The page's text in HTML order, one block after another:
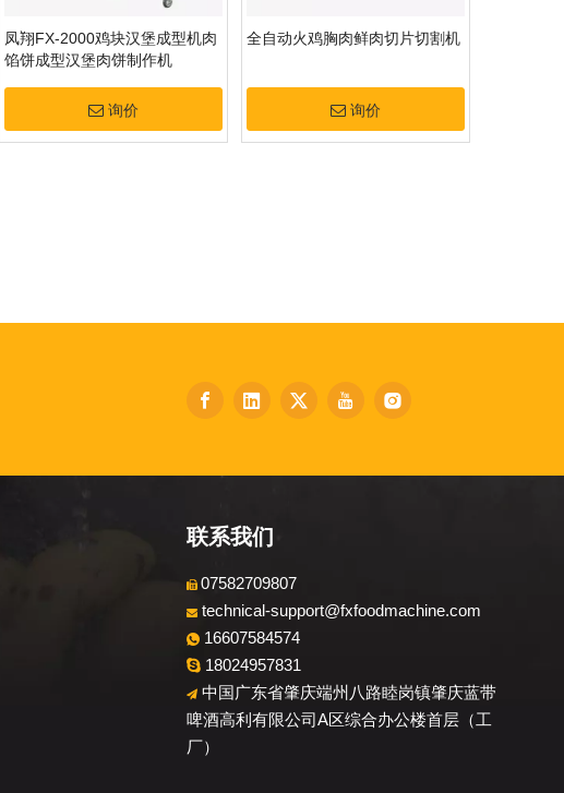
凤翔FX-2000鸡块汉堡成型机肉
馅饼成型汉堡肉饼制作机
询价
全自动火鸡胸肉鲜肉切片切割机
询价
联系我们
 07582709807
 technical-support@fxfoodmachine.com
 16607584574
18024957831
 中国广东省肇庆端州八路睦岗镇肇庆蓝带
啤酒高利有限公司A区综合办公楼首层（工
厂）